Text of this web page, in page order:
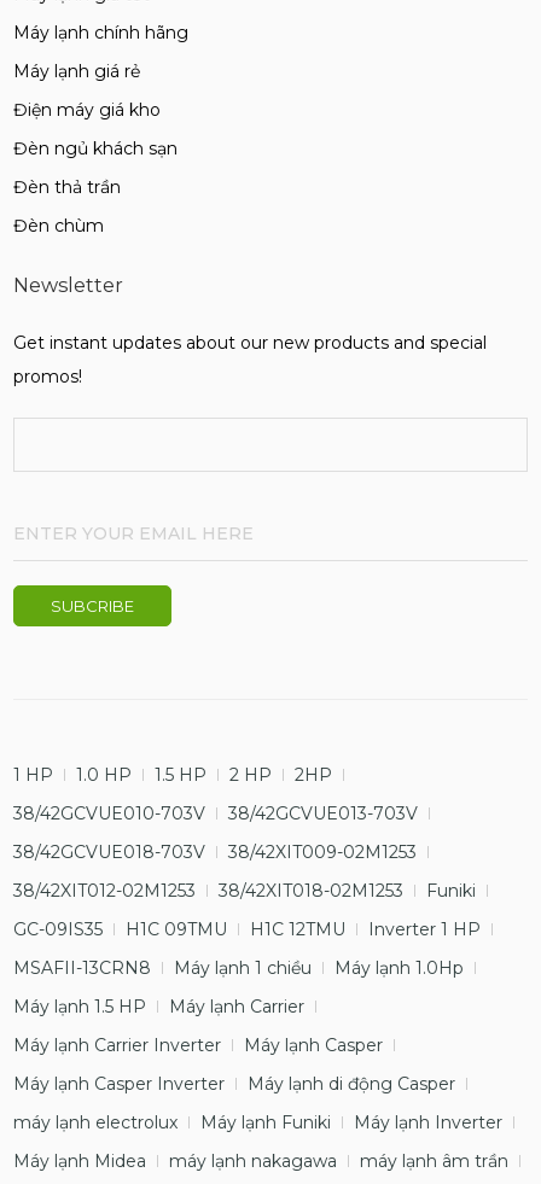
Máy lạnh chính hãng
Máy lạnh giá rẻ
Điện máy giá kho
Đèn ngủ khách sạn
Đèn thả trần
Đèn chùm
Newsletter
Get instant updates about our new products and special
promos!
1 HP 1.0 HP 1.5 HP 2 HP
2HP
38/42GCVUE010-703V
38/42GCVUE013-703V
38/42GCVUE018-703V
38/42XIT009-02M1253
38/42XIT012-02M1253
38/42XIT018-02M1253
Funiki
GC-09IS35
H1C 09TMU H1C 12TMU
Inverter 1 HP
MSAFII-13CRN8
Máy lạnh 1 chiều
Máy lạnh 1.0Hp
Máy lạnh 1.5 HP
Máy lạnh Carrier
Máy lạnh Carrier Inverter
Máy lạnh Casper
Máy lạnh Casper Inverter
Máy lạnh di động Casper
máy lạnh electrolux
Máy lạnh Funiki
Máy lạnh Inverter
Máy lạnh Midea
máy lạnh nakagawa máy lạnh âm trần